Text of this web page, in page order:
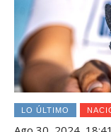
LO ÚLTIMO